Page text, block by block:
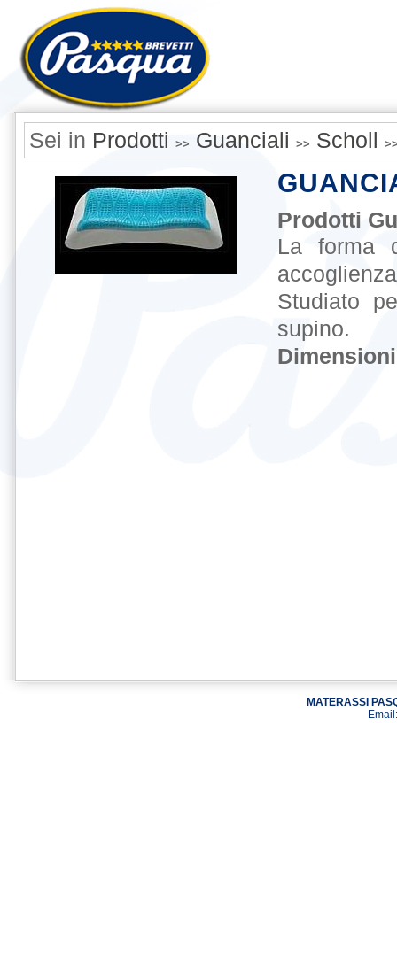
Sei in Prodotti >> Guanciali >> Scholl
Prodotti
La forma
Studiato
supino.
MATERASSI